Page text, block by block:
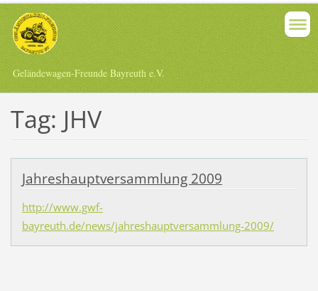
Geländewagen-Freunde Bayreuth e.V.
Tag: JHV
Jahreshauptversammlung 2009
http://www.gwf-
bayreuth.de/news/jahreshauptversammlung-2009/